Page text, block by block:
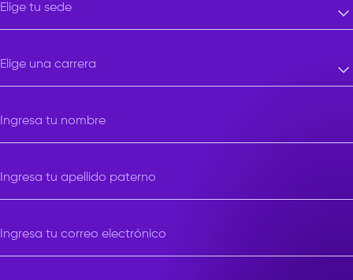
Elige tu sede
Elige una carrera
Ingresa tu nombre
Ingresa tu apellido paterno
Ingresa tu correo electrónico